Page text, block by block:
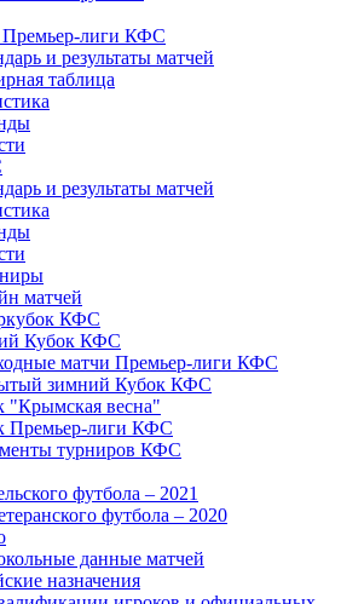
Премьер-лиги КФС
и результаты матчей
таблица
и результаты матчей
матчей
КФС
Кубок КФС
матчи Премьер-лиги КФС
зимний Кубок КФС
"Крымская весна"
Премьер-лиги КФС
турниров КФС
футбола – 2021
футбола – 2020
данные матчей
назначения